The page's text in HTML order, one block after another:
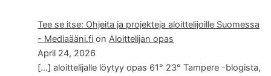
Tee se itse: Ohjeita ja projekteja aloittelijoille Suomessa
- Mediaääni.fi onAloittelijan opas
April 24, 2026
[…] aloittelijalle löytyy opas 61° 23° Tampere -blogista,